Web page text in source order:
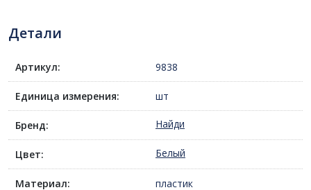
Детали
Артикул: 9838
Единица измерения: шт
Бренд: Найди
Цвет: Белый
Материал: пластик